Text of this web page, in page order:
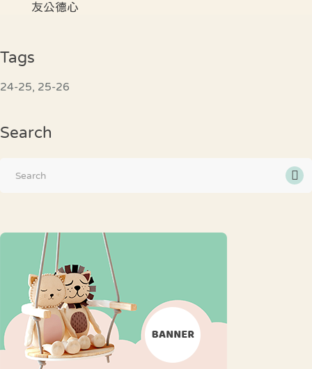
友公德心
Tags
24-25 25-26
Search